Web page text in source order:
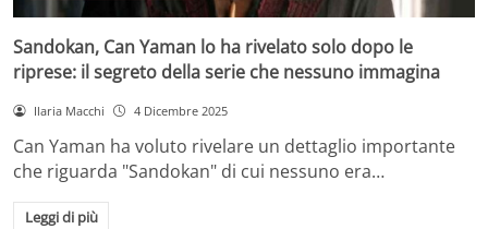
Sandokan, Can Yaman lo ha rivelato solo dopo le
riprese: il segreto della serie che nessuno immagina
Ilaria Macchi 4 Dicembre 2025
Can Yaman ha voluto rivelare un dettaglio importante
che riguarda "Sandokan" di cui nessuno era…
Leggi di più